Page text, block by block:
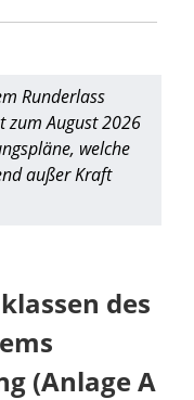
Runderlass
zum August 2026
welche
außer Kraft
des
(Anlage A